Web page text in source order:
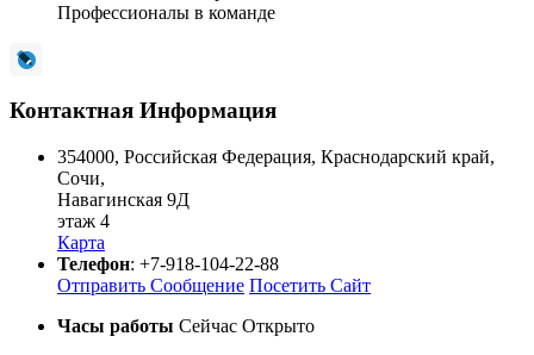
Профессионалы в команде
Контактная Информация
354000, Российская Федерация, Краснодарский край,
Сочи,
Навагинская 9Д
этаж 4
Карта
Телефон: +7-918-104-22-88
Отправить Сообщение Посетить Сайт
Часы работы Сейчас Открыто